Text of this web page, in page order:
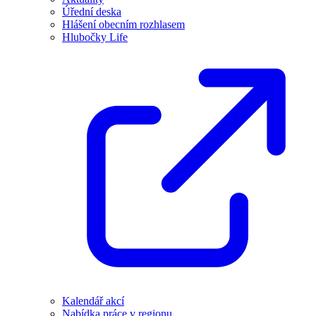
Úřední deska
Hlášení obecním rozhlasem
Hlubočky Life
Kalendář akcí